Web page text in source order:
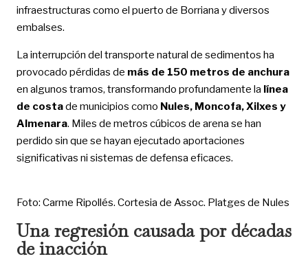
infraestructuras como el puerto de Borriana y diversos
embalses.
La interrupción del transporte natural de sedimentos ha
provocado pérdidas de más de 150 metros de anchura
en algunos tramos, transformando profundamente la línea
de costade municipios como Nules, Moncofa, Xilxes y
Almenara. Miles de metros cúbicos de arena se han
perdido sin que se hayan ejecutado aportaciones
significativas ni sistemas de defensa eficaces.
Foto: Carme Ripollés. Cortesia de Assoc. Platges de Nules
Una regresión causada por décadas
de inacción